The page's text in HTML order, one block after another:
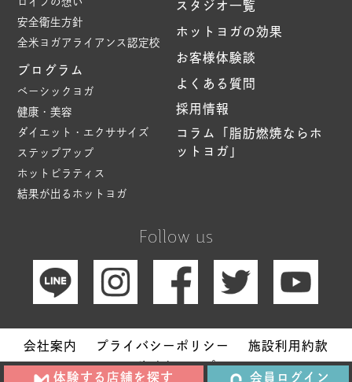
Follow us
安全衛生方針
全米ヨガアライアンス認定校
プログラム
ベーシックヨガ
健康・美容
ダイエット・エクササイズ
ステップアップ
ホットピラティス
結果が出るホットヨガ
スタジオ一覧
ホットヨガの効果
お客様体験談
よくある質問
採用情報
コラム「脂肪燃焼ならホ
ットヨガ」
会社案内 プライバシーポリシー
施設利用約款
サイトマップ
体験する店舗を探す 会員ログイン